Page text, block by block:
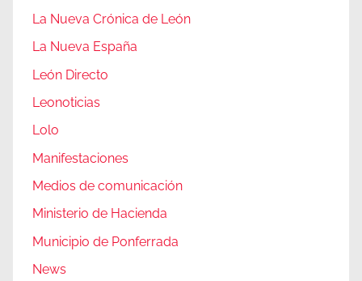
La Nueva Crónica de León
La Nueva España
León Directo
Leonoticias
Lolo
Manifestaciones
Medios de comunicación
Ministerio de Hacienda
Municipio de Ponferrada
News